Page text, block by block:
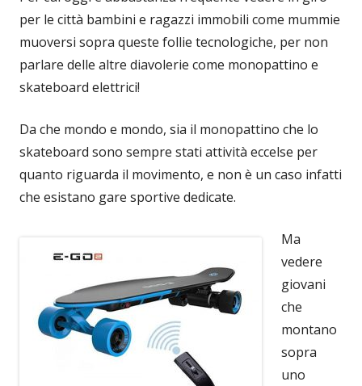
per le città bambini e ragazzi immobili come mummie
muoversi sopra queste follie tecnologiche, per non
parlare delle altre diavolerie come monopattino e
skateboard elettrici!
Da che mondo e mondo, sia il monopattino che lo
skateboard sono sempre stati attività eccelse per
quanto riguarda il movimento, e non è un caso infatti
che esistano gare sportive dedicate.
Ma
vedere
giovani
che
montano
sopra
uno